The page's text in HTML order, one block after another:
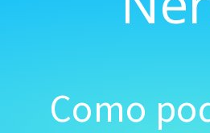
Como